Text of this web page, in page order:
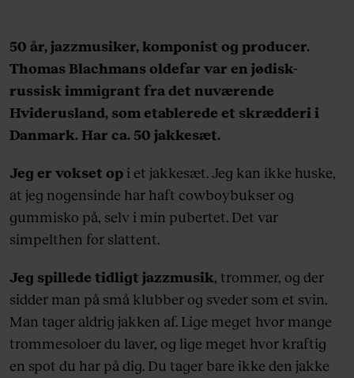
50 år, jazzmusiker, komponist og producer.
Thomas Blachmans oldefar var en jødisk-
russisk immigrant fra det nuværende
Hviderusland, som etablerede et skrædderi i
Danmark. Har ca. 50 jakkesæt.
Jeg er vokset op i et jakkesæt. Jeg kan ikke huske,
at jeg nogensinde har haft cowboybukser og
gummisko på, selv i min pubertet. Det var
simpelthen for slattent.
Jeg spillede tidligt jazzmusik, trommer, og der
sidder man på små klubber og sveder som et svin.
Man tager aldrig jakken af. Lige meget hvor mange
trommesoloer du laver, og lige meget hvor kraftig
en spot du har på dig. Du tager bare ikke den jakke